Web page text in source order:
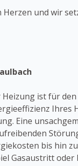
und wir
ist für den
Ihres
Eine
bis hin zu
Gasaustritt oder